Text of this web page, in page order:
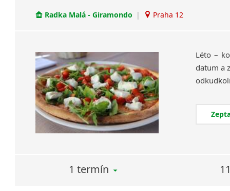
Radka Malá - Giramondo | Praha 12
Léto –
datum a
1 termín